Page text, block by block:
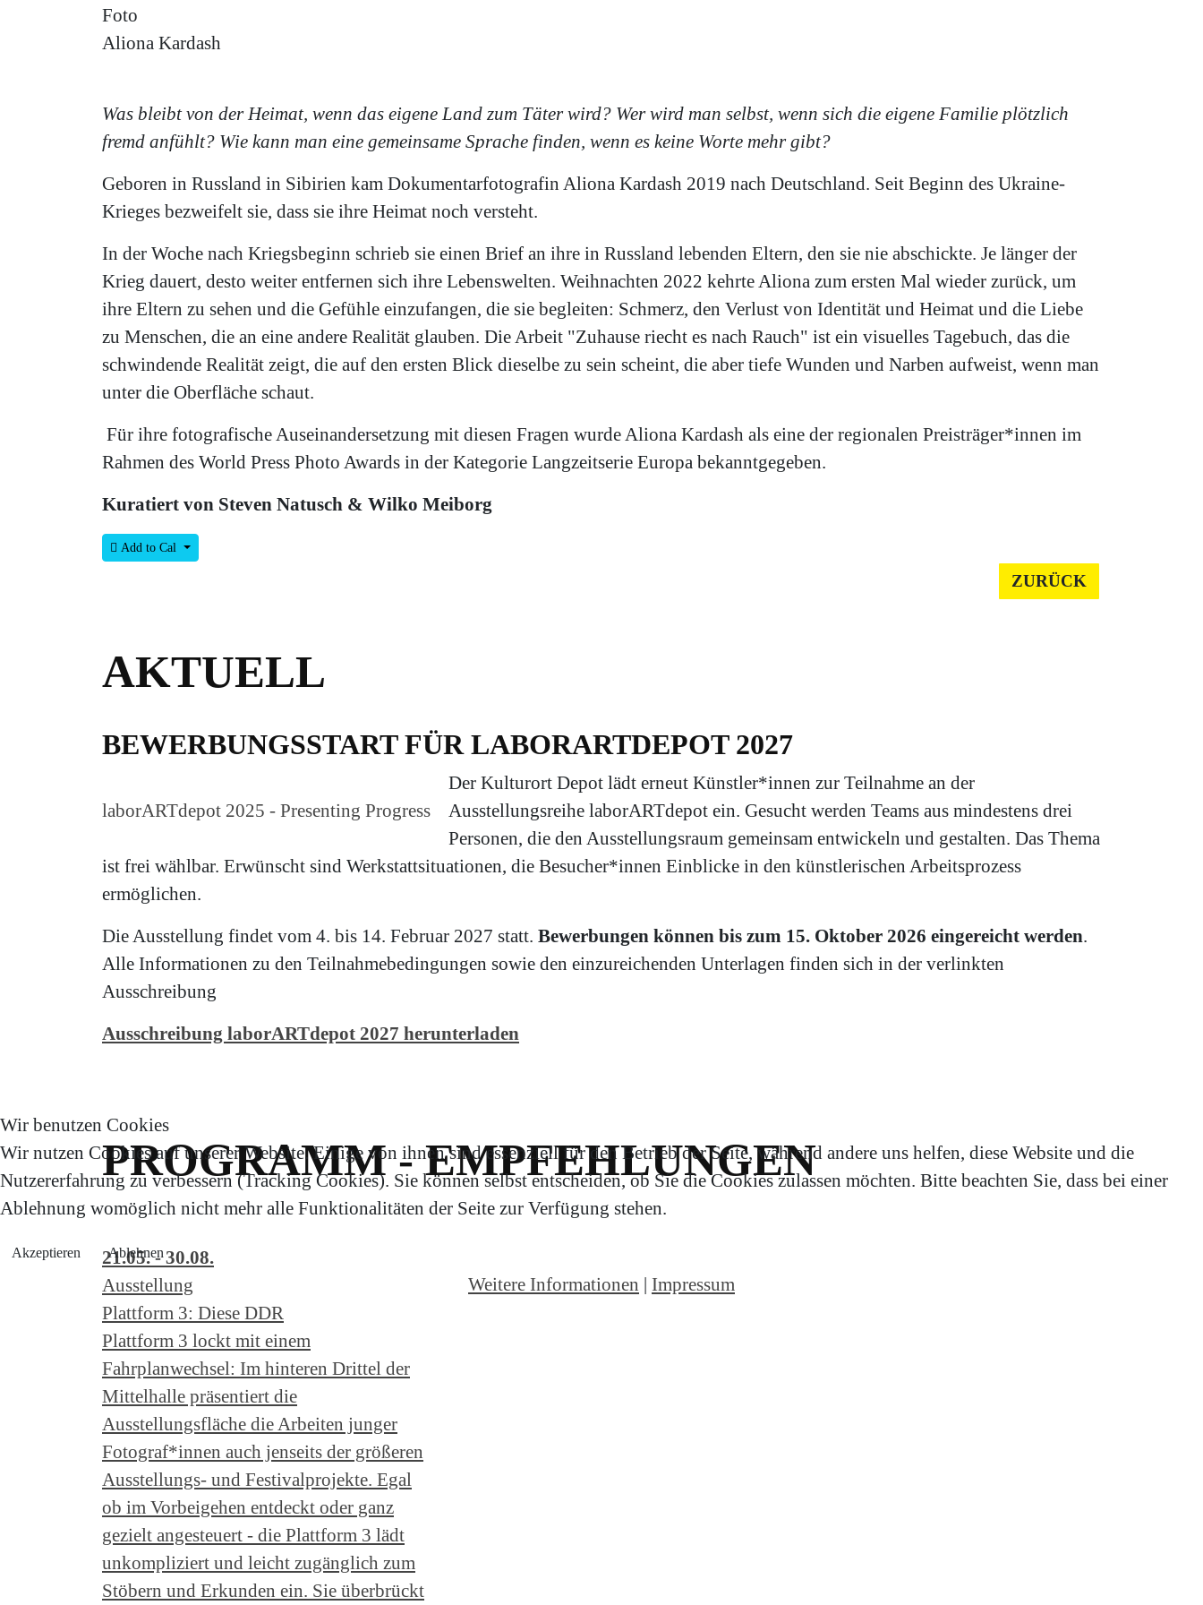
Foto
Aliona Kardash
Was bleibt von der Heimat, wenn das eigene Land zum Täter wird? Wer wird man selbst, wenn sich die eigene Familie plötzlich
fremd anfühlt? Wie kann man eine gemeinsame Sprache finden, wenn es keine Worte mehr gibt?
Geboren in Russland in Sibirien kam Dokumentarfotografin Aliona Kardash 2019 nach Deutschland. Seit Beginn des Ukraine-
Krieges bezweifelt sie, dass sie ihre Heimat noch versteht.
In der Woche nach Kriegsbeginn schrieb sie einen Brief an ihre in Russland lebenden Eltern, den sie nie abschickte. Je länger der
Krieg dauert, desto weiter entfernen sich ihre Lebenswelten. Weihnachten 2022 kehrte Aliona zum ersten Mal wieder zurück, um
ihre Eltern zu sehen und die Gefühle einzufangen, die sie begleiten: Schmerz, den Verlust von Identität und Heimat und die Liebe
zu Menschen, die an eine andere Realität glauben. Die Arbeit "Zuhause riecht es nach Rauch" ist ein visuelles Tagebuch, das die
schwindende Realität zeigt, die auf den ersten Blick dieselbe zu sein scheint, die aber tiefe Wunden und Narben aufweist, wenn man
unter die Oberfläche schaut.
Für ihre fotografische Auseinandersetzung mit diesen Fragen wurde Aliona Kardash als eine der regionalen Preisträger*innen im
Rahmen des World Press Photo Awards in der Kategorie Langzeitserie Europa bekanntgegeben.
Kuratiert von Steven Natusch & Wilko Meiborg
Add to Cal
ZURÜCK
AKTUELL
BEWERBUNGSSTART FÜR LABORARTDEPOT 2027
laborARTdepot 2025 - Presenting Progress
Der Kulturort Depot lädt erneut Künstler*innen zur Teilnahme an der
Ausstellungsreihe laborARTdepot ein. Gesucht werden Teams aus mindestens drei
Personen, die den Ausstellungsraum gemeinsam entwickeln und gestalten. Das Thema
ist frei wählbar. Erwünscht sind Werkstattsituationen, die Besucher*innen Einblicke in den künstlerischen Arbeitsprozess
ermöglichen.
Die Ausstellung findet vom 4. bis 14. Februar 2027 statt. Bewerbungen können bis zum 15. Oktober 2026 eingereicht werden.
Alle Informationen zu den Teilnahmebedingungen sowie den einzureichenden Unterlagen finden sich in der verlinkten
Ausschreibung
Ausschreibung laborARTdepot 2027 herunterladen
PROGRAMM - EMPFEHLUNGEN
21.05. - 30.08.
Ausstellung
Plattform 3: Diese DDR
Plattform 3 lockt mit einem
Fahrplanwechsel: Im hinteren Drittel der
Mittelhalle präsentiert die
Ausstellungsfläche die Arbeiten junger
Fotograf*innen auch jenseits der größeren
Ausstellungs- und Festivalprojekte. Egal
ob im Vorbeigehen entdeckt oder ganz
gezielt angesteuert - die Plattform 3 lädt
unkompliziert und leicht zugänglich zum
Stöbern und Erkunden ein. Sie überbrückt
Wir benutzen Cookies
Wir nutzen Cookies auf unserer Website. Einige von ihnen sind essenziell für den Betrieb der Seite, während andere uns helfen, diese Website und die
Nutzererfahrung zu verbessern (Tracking Cookies). Sie können selbst entscheiden, ob Sie die Cookies zulassen möchten. Bitte beachten Sie, dass bei einer
Ablehnung womöglich nicht mehr alle Funktionalitäten der Seite zur Verfügung stehen.
Akzeptieren Ablehnen
Weitere Informationen | Impressum